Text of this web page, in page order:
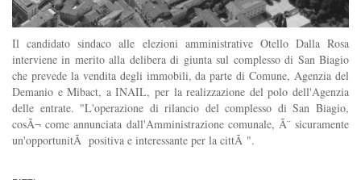
Il candidato sindaco alle elezioni amministrative Otello Dalla Rosa
interviene in merito alla delibera di giunta sul complesso di San Biagio
che prevede la vendita degli immobili, da parte di Comune, Agenzia del
Demanio e Mibact, a INAIL, per la realizzazione del polo dell'Agenzia
delle entrate. "L'operazione di rilancio del complesso di San Biagio,
cosÃ¬ come annunciata dall'Amministrazione comunale, Ã¨ sicuramente
un'opportunitÃ positiva e interessante per la cittÃ ".